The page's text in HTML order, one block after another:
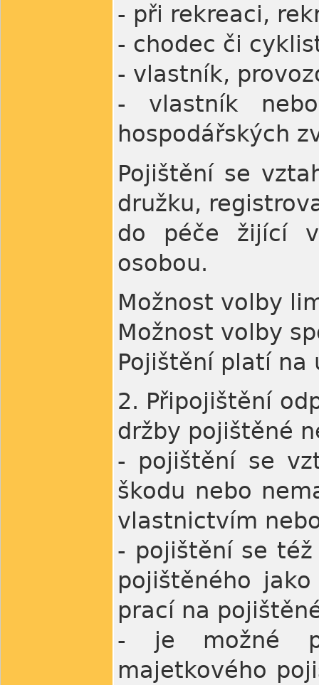
- při rekreaci,
- chodec či
- vlastník,
- vlastník
hospodářských
Pojištění se
družku,
do péče žijící
osobou.
Možnost volby
Možnost volby
Pojištění platí na
2. Připojištění
držby pojištěné
- pojištění se
škodu nebo
vlastnictvím
- pojištění se
pojištěného
prací na
- je možné
majetkového